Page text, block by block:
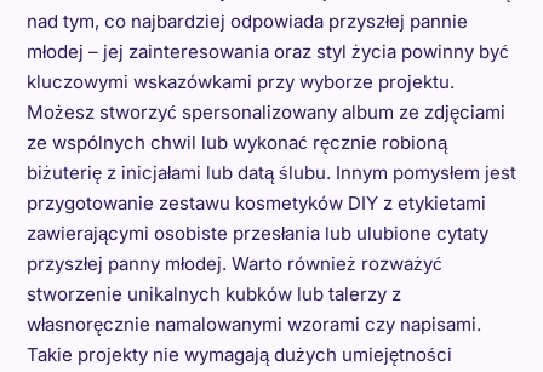
nad tym, co najbardziej odpowiada przyszłej pannie
młodej – jej zainteresowania oraz styl życia powinny być
kluczowymi wskazówkami przy wyborze projektu.
Możesz stworzyć spersonalizowany album ze zdjęciami
ze wspólnych chwil lub wykonać ręcznie robioną
biżuterię z inicjałami lub datą ślubu. Innym pomysłem jest
przygotowanie zestawu kosmetyków DIY z etykietami
zawierającymi osobiste przesłania lub ulubione cytaty
przyszłej panny młodej. Warto również rozważyć
stworzenie unikalnych kubków lub talerzy z
własnoręcznie namalowanymi wzorami czy napisami.
Takie projekty nie wymagają dużych umiejętności